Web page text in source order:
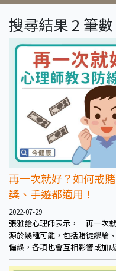
搜尋結果 2 筆數
再一次就好？如何戒
獎、手遊都適用！
2022-07-29
張雅詒心理師表示，「再一次
源於幾種可能，包括賭徒謬論
偏誤，各項也會互相影響或加